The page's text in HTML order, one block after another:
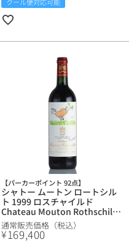
【パーカーポイント 92点】
シャトー ムートン ロートシル
ト 1999 ロスチャイルド
Chateau Mouton Rothschild
フランス ボルドー 赤ワイン
通常販売価格（税込）
¥169,400